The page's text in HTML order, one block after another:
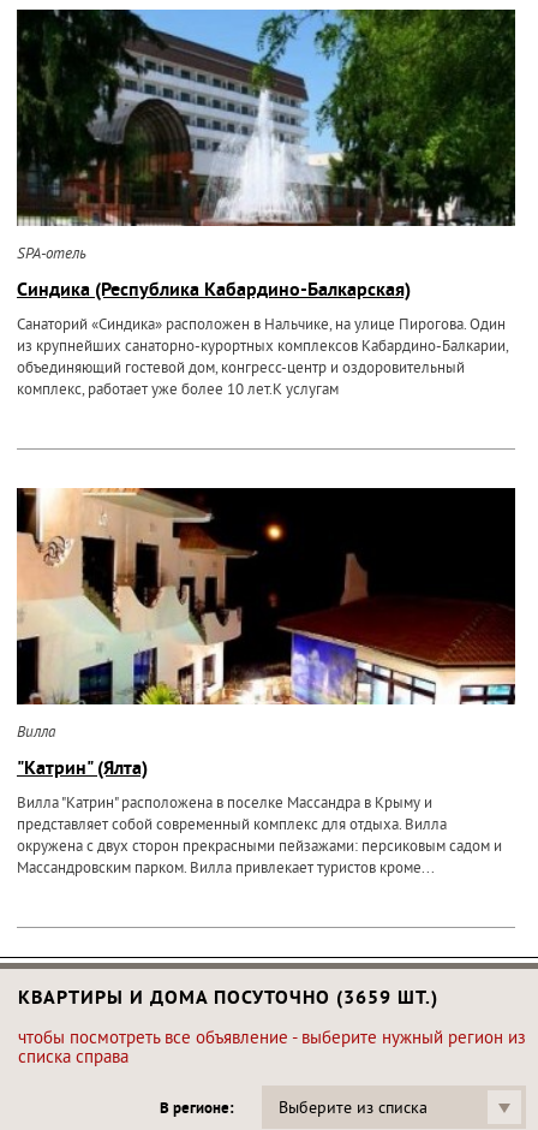
SPA-отель
Синдика (Республика Кабардино-Балкарская)
Санаторий «Синдика» расположен в Нальчике, на улице Пирогова. Один
из крупнейших санаторно-курортных комплексов Кабардино-Балкарии,
объединяющий гостевой дом, конгресс-центр и оздоровительный
комплекс, работает уже более 10 лет.К услугам
Вилла
"Катрин" (Ялта)
Вилла "Катрин" расположена в поселке Массандра в Крыму и
представляет собой современный комплекс для отдыха. Вилла
окружена с двух сторон прекрасными пейзажами: персиковым садом и
Массандровским парком. Вилла привлекает туристов кроме...
КВАРТИРЫ И ДОМА ПОСУТОЧНО (3659 ШТ.)
чтобы посмотреть все объявление - выберите нужный регион из
списка справа
В регионе: Выберите из списка